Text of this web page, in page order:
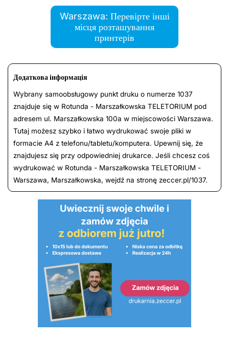
Warszawa: Перевірте інші
місця розташування
принтерів
Додаткова інформація
Wybrany samoobsługowy punkt druku o numerze 1037
znajduje się w Rotunda - Marszałkowska TELETORIUM pod
adresem ul. Marszałkowska 100a w miejscowości Warszawa.
Tutaj możesz szybko i łatwo wydrukować swoje pliki w
formacie A4 z telefonu/tabletu/komputera. Upewnij się, że
znajdujesz się przy odpowiedniej drukarce. Jeśli chcesz coś
wydrukować w Rotunda - Marszałkowska TELETORIUM -
Warszawa, Marszałkowska, wejdź na stronę zeccer.pl/1037.